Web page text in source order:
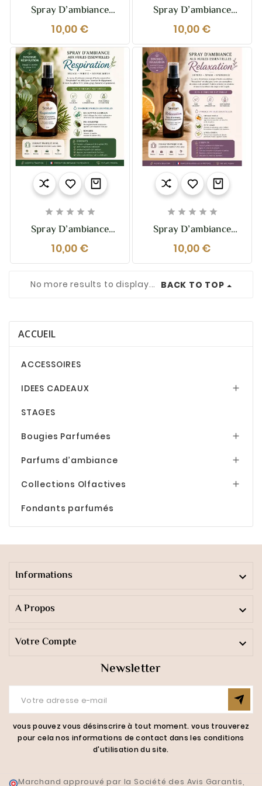
Spray D’ambiance
“Équilibre” – 55 Ml
Harmonise • Centre •
Rééquilibre
10,00 €
Spray D’ambiance
“Immunité” – 55 Ml
Purifie • Assainit •
Protège
10,00 €
    
Spray D’ambiance
“Respiration” – 55 Ml
Dégage • Purifie •
Respire Mieux
10,00 €
    
Spray D’ambiance
“Relaxation” – 55 Ml
Détend • Apaise •
Harmonise
10,00 €
No more results to display... BACK TO TOP
ACCUEIL
ACCESSOIRES
IDEES CADEAUX 
STAGES
Bougies Parfumées 
Parfums d’ambiance 
Collections Olfactives 
Fondants parfumés
Informations 
A Propos 
Votre Compte 
Newsletter
vous pouvez vous désinscrire à tout moment. vous trouverez
pour cela nos informations de contact dans les conditions
d'utilisation du site.
Marchand approuvé par la Société des Avis Garantis,